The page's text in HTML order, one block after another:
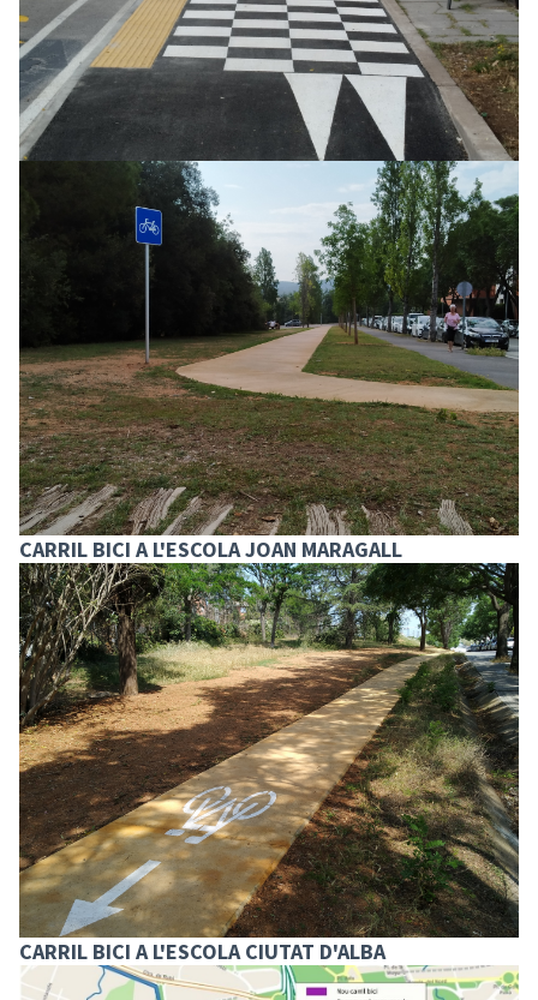
CARRIL BICI A L'ESCOLA JOAN MARAGALL
CARRIL BICI A L'ESCOLA CIUTAT D'ALBA